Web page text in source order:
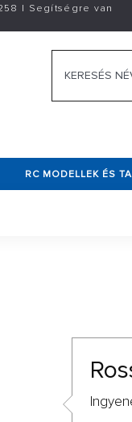
| Segítségre van
RC MODELLEK ÉS